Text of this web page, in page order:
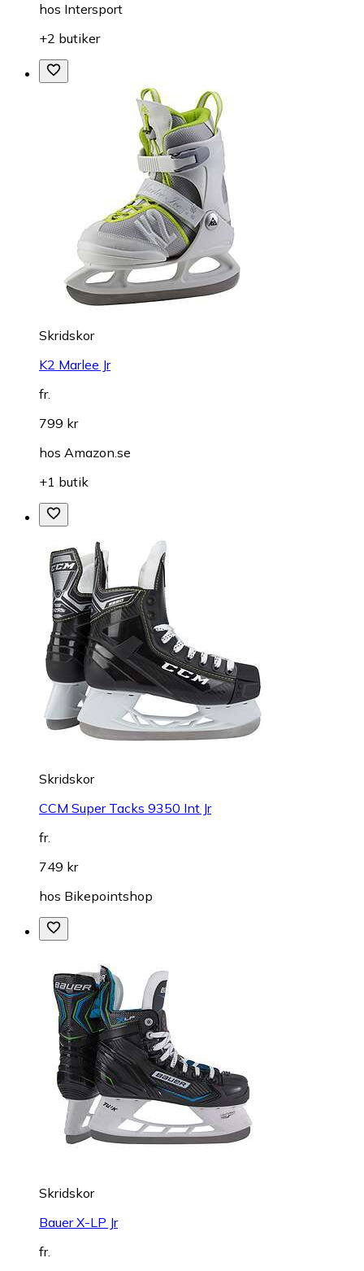
hos Intersport
+2 butiker
Skridskor
K2 Marlee Jr
fr.
799 kr
hos Amazon.se
+1 butik
Skridskor
CCM Super Tacks 9350 Int Jr
fr.
749 kr
hos Bikepointshop
Skridskor
Bauer X-LP Jr
fr.